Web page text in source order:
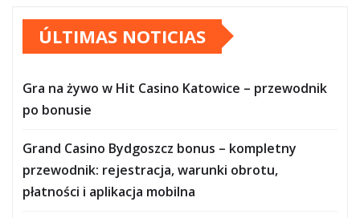
entradas
ÚLTIMAS NOTICIAS
Gra na żywo w Hit Casino Katowice – przewodnik
po bonusie
Grand Casino Bydgoszcz bonus – kompletny
przewodnik: rejestracja, warunki obrotu,
płatności i aplikacja mobilna